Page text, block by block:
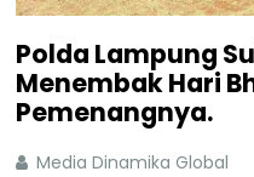
Polda Lampung
Menembak Hari
Pemenangnya.
Media Dinamika Global